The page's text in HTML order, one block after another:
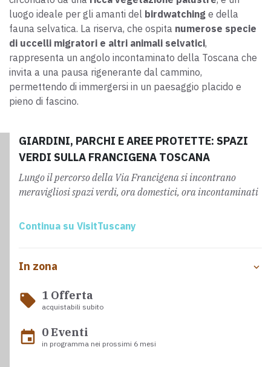
luogo ideale per gli amanti del birdwatching e della
fauna selvatica. La riserva, che ospita numerose specie
di uccelli migratori e altri animali selvatici,
rappresenta un angolo incontaminato della Toscana che
invita a una pausa rigenerante dal cammino,
permettendo di immergersi in un paesaggio placido e
pieno di fascino.
GIARDINI, PARCHI E AREE PROTETTE: SPAZI
VERDI SULLA FRANCIGENA TOSCANA
Lungo il percorso della Via Francigena si incontrano
meravigliosi spazi verdi, ora domestici, ora incontaminati
Continua su VisitTuscany
In zona
local_offer 1 Offerta
acquistabili subito
event 0 Eventi
in programma nei prossimi 6 mesi